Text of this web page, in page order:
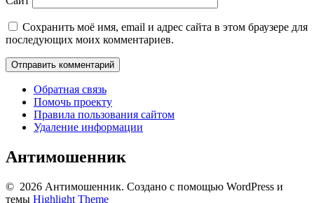
Сохранить моё имя, email и адрес сайта в этом браузере для
последующих моих комментариев.
Обратная связь
Помочь проекту
Правила пользования сайтом
Удаление информации
Антимошенник
© 2026 Антимошенник. Создано с помощью WordPress и
темы Highlight Theme